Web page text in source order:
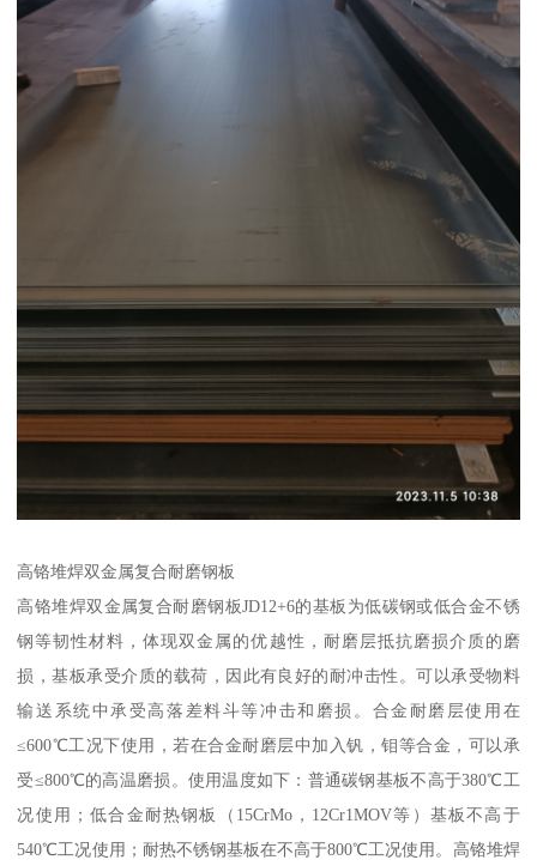
高铬堆焊双金属复合耐磨钢板
高铬堆焊双金属复合耐磨钢板JD12+6的基板为低碳钢或低合金不锈
钢等韧性材料，体现双金属的优越性，耐磨层抵抗磨损介质的磨
损，基板承受介质的载荷，因此有良好的耐冲击性。可以承受物料
输送系统中承受高落差料斗等冲击和磨损。合金耐磨层使用在
≤600℃工况下使用，若在合金耐磨层中加入钒，钼等合金，可以承
受≤800℃的高温磨损。使用温度如下：普通碳钢基板不高于380℃工
况使用；低合金耐热钢板（15CrMo，12Cr1MOV等）基板不高于
540℃工况使用；耐热不锈钢基板在不高于800℃工况使用。高铬堆焊